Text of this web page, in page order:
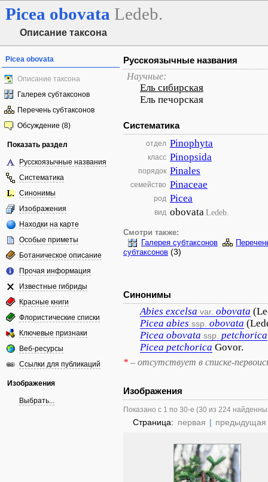
Picea obovata Ledeb.
Описание таксона
Picea obovata
Описание таксона
Галерея субтаксонов
Перечень субтаксонов
Обсуждение (8)
Показать раздел
Русскоязычные названия
Систематика
Синонимы
Изображения
Находки на карте
Особые приметы
Ботаническое описание
Прочая информация
Известные гибриды
Красные книги
Флористические списки
Ключевые признаки
Веб-ресурсы
Ссылки для публикаций
Изображения
Выбрать...
Русскоязычные названия
Научные:
Ель сибирская
Ель печорская
Систематика
отдел Pinophyta
класс Pinopsida
порядок Pinales
семейство Pinaceae
род Picea
вид obovataLedeb.
Смотри также:
Галерея субтаксонов
субтаксонов (3)
Синонимы
Abies excelsa var. obovata
Picea abies ssp. obovata
Picea obovata ssp. petchorica
Picea petchorica Govor.
* – отсутствует в списке-
Изображения
Показано с 1 по 30-е (30 из 224
Страница: первая | предыдущая